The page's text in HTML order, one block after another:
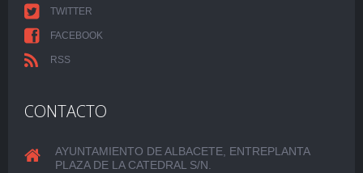
TWITTER
FACEBOOK
RSS
CONTACTO
AYUNTAMIENTO DE ALBACETE, ENTREPLANTA
PLAZA DE LA CATEDRAL S/N.